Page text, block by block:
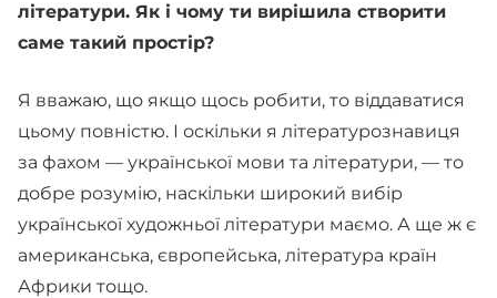
літератури. Як і чому ти вирішила створити
саме такий простір?
Я вважаю, що якщо щось робити, то віддаватися
цьому повністю. І оскільки я літературознавиця
за фахом — української мови та літератури, — то
добре розумію, наскільки широкий вибір
української художньої літератури маємо. А ще ж є
американська, європейська, література країн
Африки тощо.